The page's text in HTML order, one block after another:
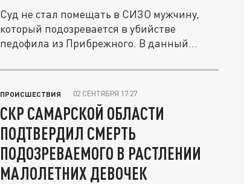
Суд не стал помещать в СИЗО мужчину,
который подозревается в убийстве
педофила из Прибрежного. В данный
ПРОИСШЕСТВИЯ 02 СЕНТЯБРЯ 17:27
СКР САМАРСКОЙ ОБЛАСТИ
ПОДТВЕРДИЛ СМЕРТЬ
ПОДОЗРЕВАЕМОГО В РАСТЛЕНИИ
МАЛОЛЕТНИХ ДЕВОЧЕК